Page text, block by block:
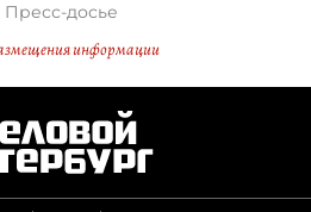
Пресс-досье
информации